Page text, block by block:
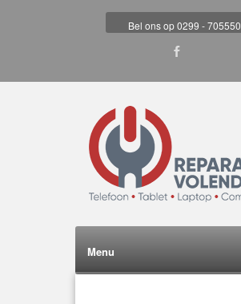
Bel ons op 0299 - 705550
Menu